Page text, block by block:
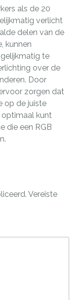
als de 20
verlicht
delen van de
kunnen
te
over de
Door
zorgen dat
op de juiste
optimaal kunt
die een RGB
Vereiste